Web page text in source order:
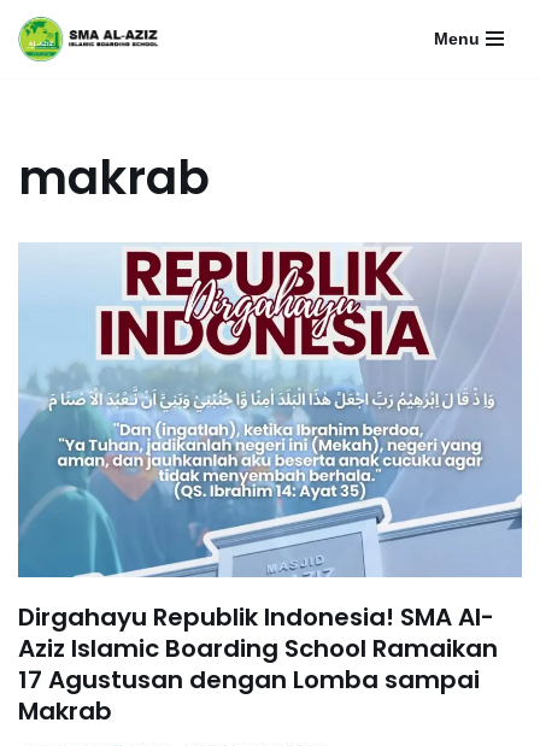
Lompat
Menu
makrab
Dirgahayu Republik Indonesia! SMA Al-
Aziz Islamic Boarding School Ramaikan
17 Agustusan dengan Lomba sampai
Makrab